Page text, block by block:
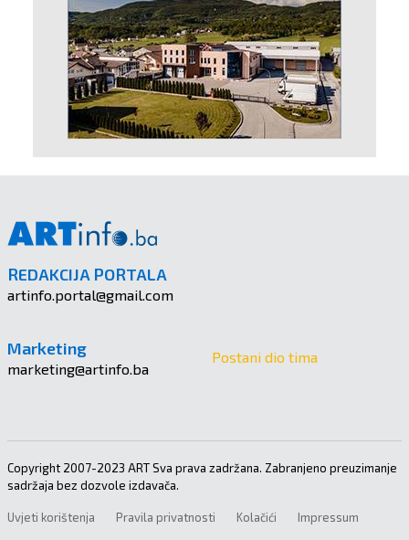
REDAKCIJA PORTALA
artinfo.portal@gmail.com
Marketing
marketing@artinfo.ba
Postani dio tima
Copyright 2007-2023 ART Sva prava zadržana. Zabranjeno preuzimanje
sadržaja bez dozvole izdavača.
Uvjeti korištenja Pravila privatnosti Kolačići Impressum